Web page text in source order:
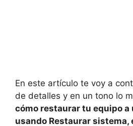
En este artículo te voy a
de detalles y en un tono lo
cómo restaurar tu equipo a
usando Restaurar sistema,